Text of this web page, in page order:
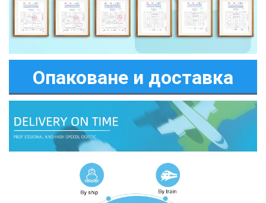
Опаковане и доставка